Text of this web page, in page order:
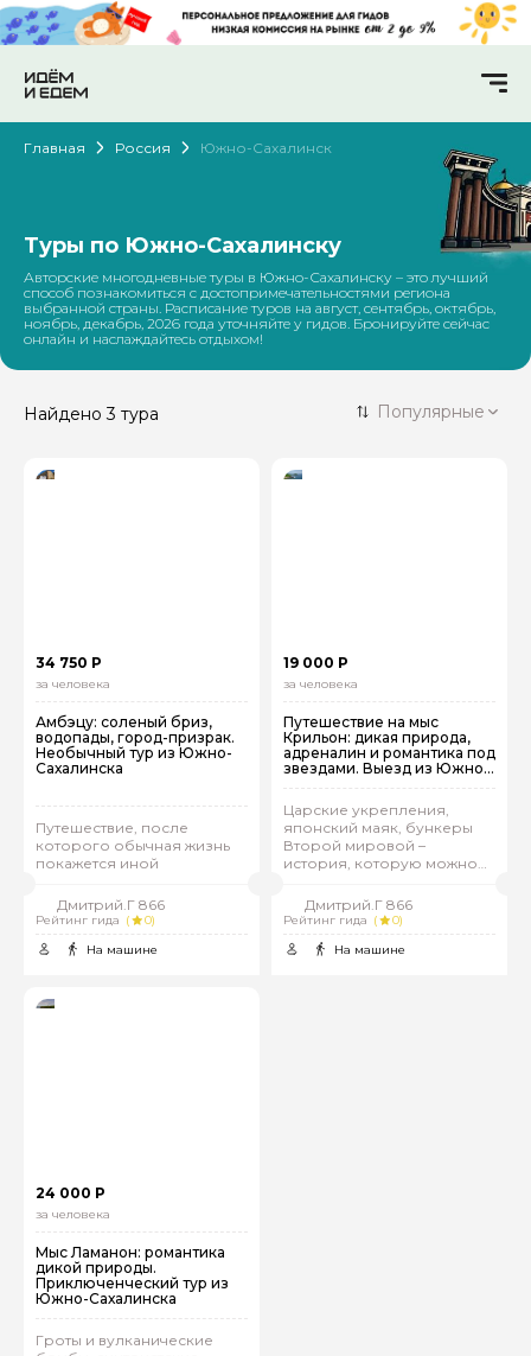
Главная Россия Южно-Сахалинск
Туры по Южно-Сахалинску
Авторские многодневные туры в Южно-Сахалинску – это лучший
способ познакомиться с достопримечательностями региона
выбранной страны. Расписание туров на август, сентябрь, октябрь,
ноябрь, декабрь, 2026 года уточняйте у гидов. Бронируйте сейчас
онлайн и наслаждайтесь отдыхом!
Найдено3 тура Популярные
34 750 Р
за человека
Амбэцу: соленый бриз,
водопады, город-призрак.
Необычный тур из Южно-
Сахалинска
Путешествие, после
которого обычная жизнь
покажется иной
Дмитрий.Г 866
Рейтинг гида (
0)
На машине
19 000 Р
за человека
Путешествие на мыс
Крильон: дикая природа,
адреналин и романтика под
звездами. Выезд из Южно-
Сахалинска
Царские укрепления,
японский маяк, бункеры
Второй мировой –
история, которую можно
Дмитрий.Г 866
Рейтинг гида (
0)
На машине
24 000 Р
за человека
Мыс Ламанон: романтика
дикой природы.
Приключенческий тур из
Южно-Сахалинска
Гроты и вулканические
Задайте свой вопрос гиду
Как вас зовут